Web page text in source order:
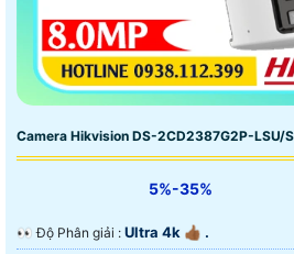
Camera Hikvision DS-2CD2387G2P-LSU/
5%-35%
️👀 Độ Phân giải : Ultra 4k 👍🏾 .